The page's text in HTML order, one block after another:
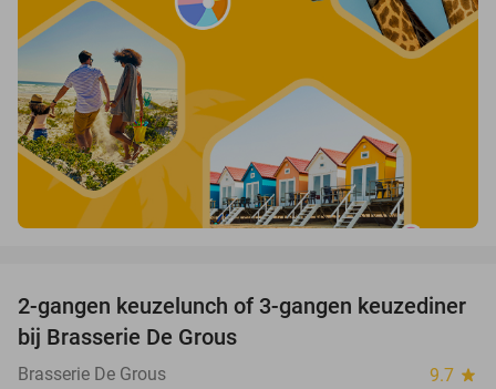
30%
2-gangen keuzelunch of 3-gangen keuzediner
bij Brasserie De Grous
Brasserie De Grous 9.7 star